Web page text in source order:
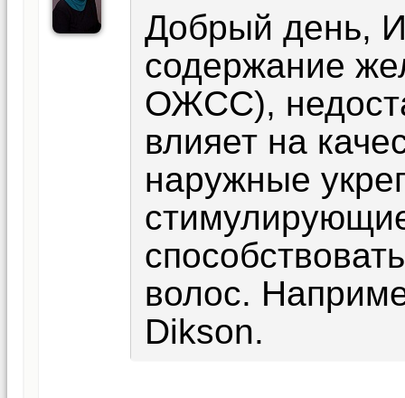
Добрый день,
содержание
ОЖСС),
влияет на
наружные
волос.
Dikson.